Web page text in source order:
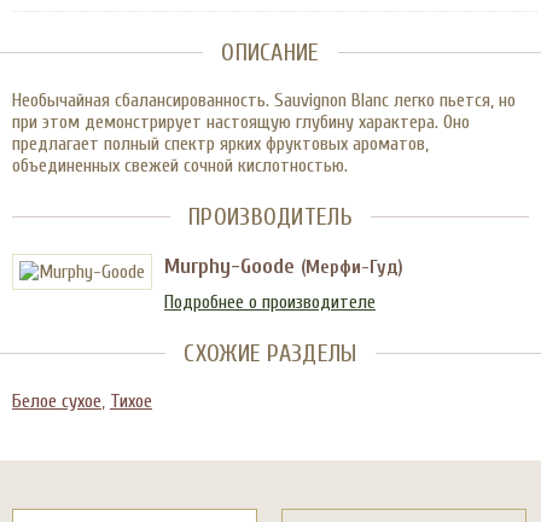
ОПИСАНИЕ
Необычайная сбалансированность. Sauvignon Blanc легко пьется, но
при этом демонстрирует настоящую глубину характера. Оно
предлагает полный спектр ярких фруктовых ароматов,
объединенных свежей сочной кислотностью.
ПРОИЗВОДИТЕЛЬ
Murphy-Goode (Мерфи-Гуд)
Подробнее о производителе
СХОЖИЕ РАЗДЕЛЫ
Белое сухое, Тихое